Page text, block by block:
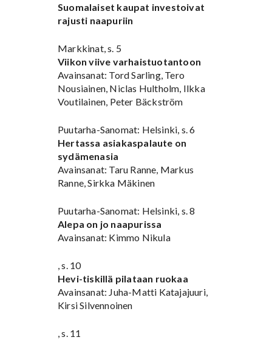
Suomalaiset kaupat investoivat
rajusti naapuriin
Markkinat, s. 5
Viikon viive varhaistuotantoon
Avainsanat: Tord Sarling, Tero
Nousiainen, Niclas Hultholm, Ilkka
Voutilainen, Peter Bäckström
Puutarha-Sanomat: Helsinki, s. 6
Hertassa asiakaspalaute on
sydämenasia
Avainsanat: Taru Ranne, Markus
Ranne, Sirkka Mäkinen
Puutarha-Sanomat: Helsinki, s. 8
Alepa on jo naapurissa
Avainsanat: Kimmo Nikula
, s. 10
Hevi-tiskillä pilataan ruokaa
Avainsanat: Juha-Matti Katajajuuri,
Kirsi Silvennoinen
, s. 11